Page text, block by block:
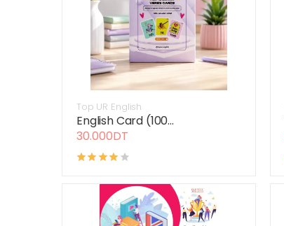
Top UR English
English Card (100...
30.000DT